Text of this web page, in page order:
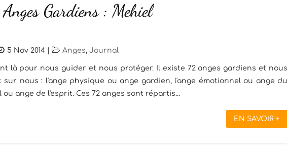
Anges Gardiens : Mehiel
5 Nov 2014 Anges, Journal
là pour nous guider et nous protéger. Il existe 72 anges gardiens et
sur nous : l'ange physique ou ange gardien, l'ange émotionnel ou ange
ange de l'esprit. Ces 72 anges sont répartis...
EN SAVOIR +